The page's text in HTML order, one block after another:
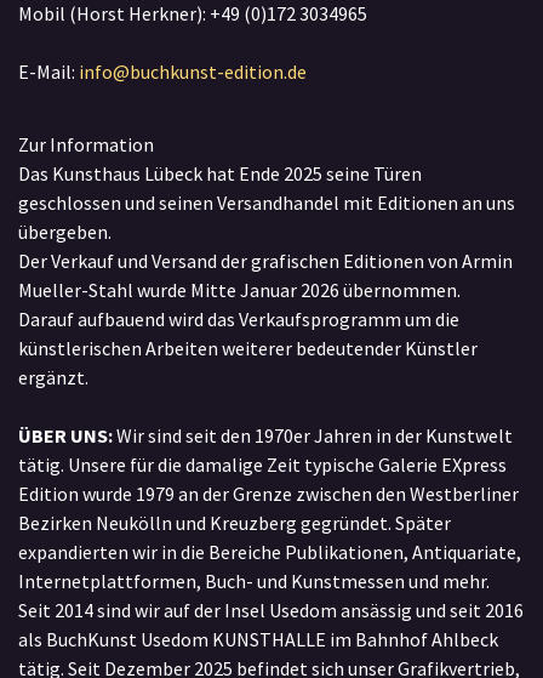
Mobil (Horst Herkner): +49 (0)172 3034965
E-Mail: info@buchkunst-edition.de
Zur Information
Das Kunsthaus Lübeck hat Ende 2025 seine Türen
geschlossen und seinen Versandhandel mit Editionen an uns
übergeben.
Der Verkauf und Versand der grafischen Editionen von Armin
Mueller-Stahl wurde Mitte Januar 2026 übernommen.
Darauf aufbauend wird das Verkaufsprogramm um die
künstlerischen Arbeiten weiterer bedeutender Künstler
ergänzt.
ÜBER UNS:Wir sind seit den 1970er Jahren in der Kunstwelt
tätig. Unsere für die damalige Zeit typische Galerie EXpress
Edition wurde 1979 an der Grenze zwischen den Westberliner
Bezirken Neukölln und Kreuzberg gegründet. Später
expandierten wir in die Bereiche Publikationen, Antiquariate,
Internetplattformen, Buch- und Kunstmessen und mehr.
Seit 2014 sind wir auf der Insel Usedom ansässig und seit 2016
als BuchKunst Usedom KUNSTHALLE im Bahnhof Ahlbeck
tätig. Seit Dezember 2025 befindet sich unser Grafikvertrieb,